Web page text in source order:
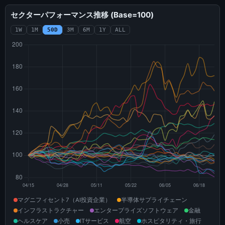
セクターパフォーマンス推移 (Base=100)
1W 1M 50D 3M 6M 1Y ALL
マグニフィセント7（AI投資企業）
半導体サプライチェーン
インフラストラクチャー
エンタープライズソフトウェア
金融
ヘルスケア
小売 ITサービス 航空
ホスピタリティ・旅行